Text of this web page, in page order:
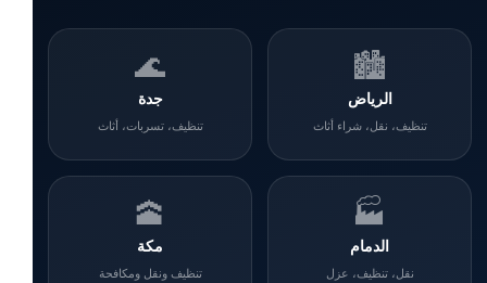
🏙️
الرياض
تنظيف، نقل، شراء أثاث
🌊
جدة
تنظيف، تسربات، أثاث
🏭
الدمام
نقل، تنظيف، عزل
🕋
مكة
تنظيف ونقل ومكافحة